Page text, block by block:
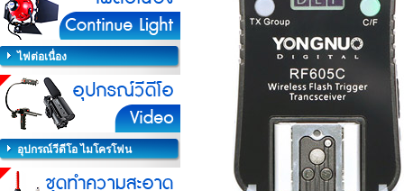
ไฟต่อเนื่อง
อุปกรณ์วีดีโอ ไมโครโฟน